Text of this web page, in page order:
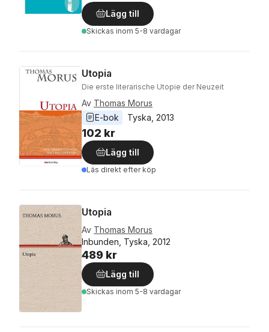
Lägg till
Skickas inom 5-8 vardagar
Utopia
Die erste literarische Utopie der Neuzeit
Av Thomas Morus
E-bok
Tyska 2013
102 kr
Lägg till
Läs direkt efter köp
Utopia
Av Thomas Morus
Inbunden, Tyska, 2012
489 kr
Lägg till
Skickas inom 5-8 vardagar